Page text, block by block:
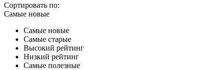
Сортировать по:
Самые новые
Самые новые
Самые старые
Высокий рейтинг
Низкий рейтинг
Самые полезные